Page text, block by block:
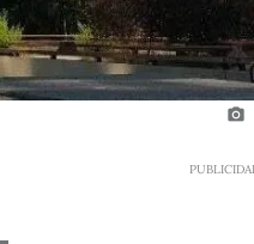
photo_camera